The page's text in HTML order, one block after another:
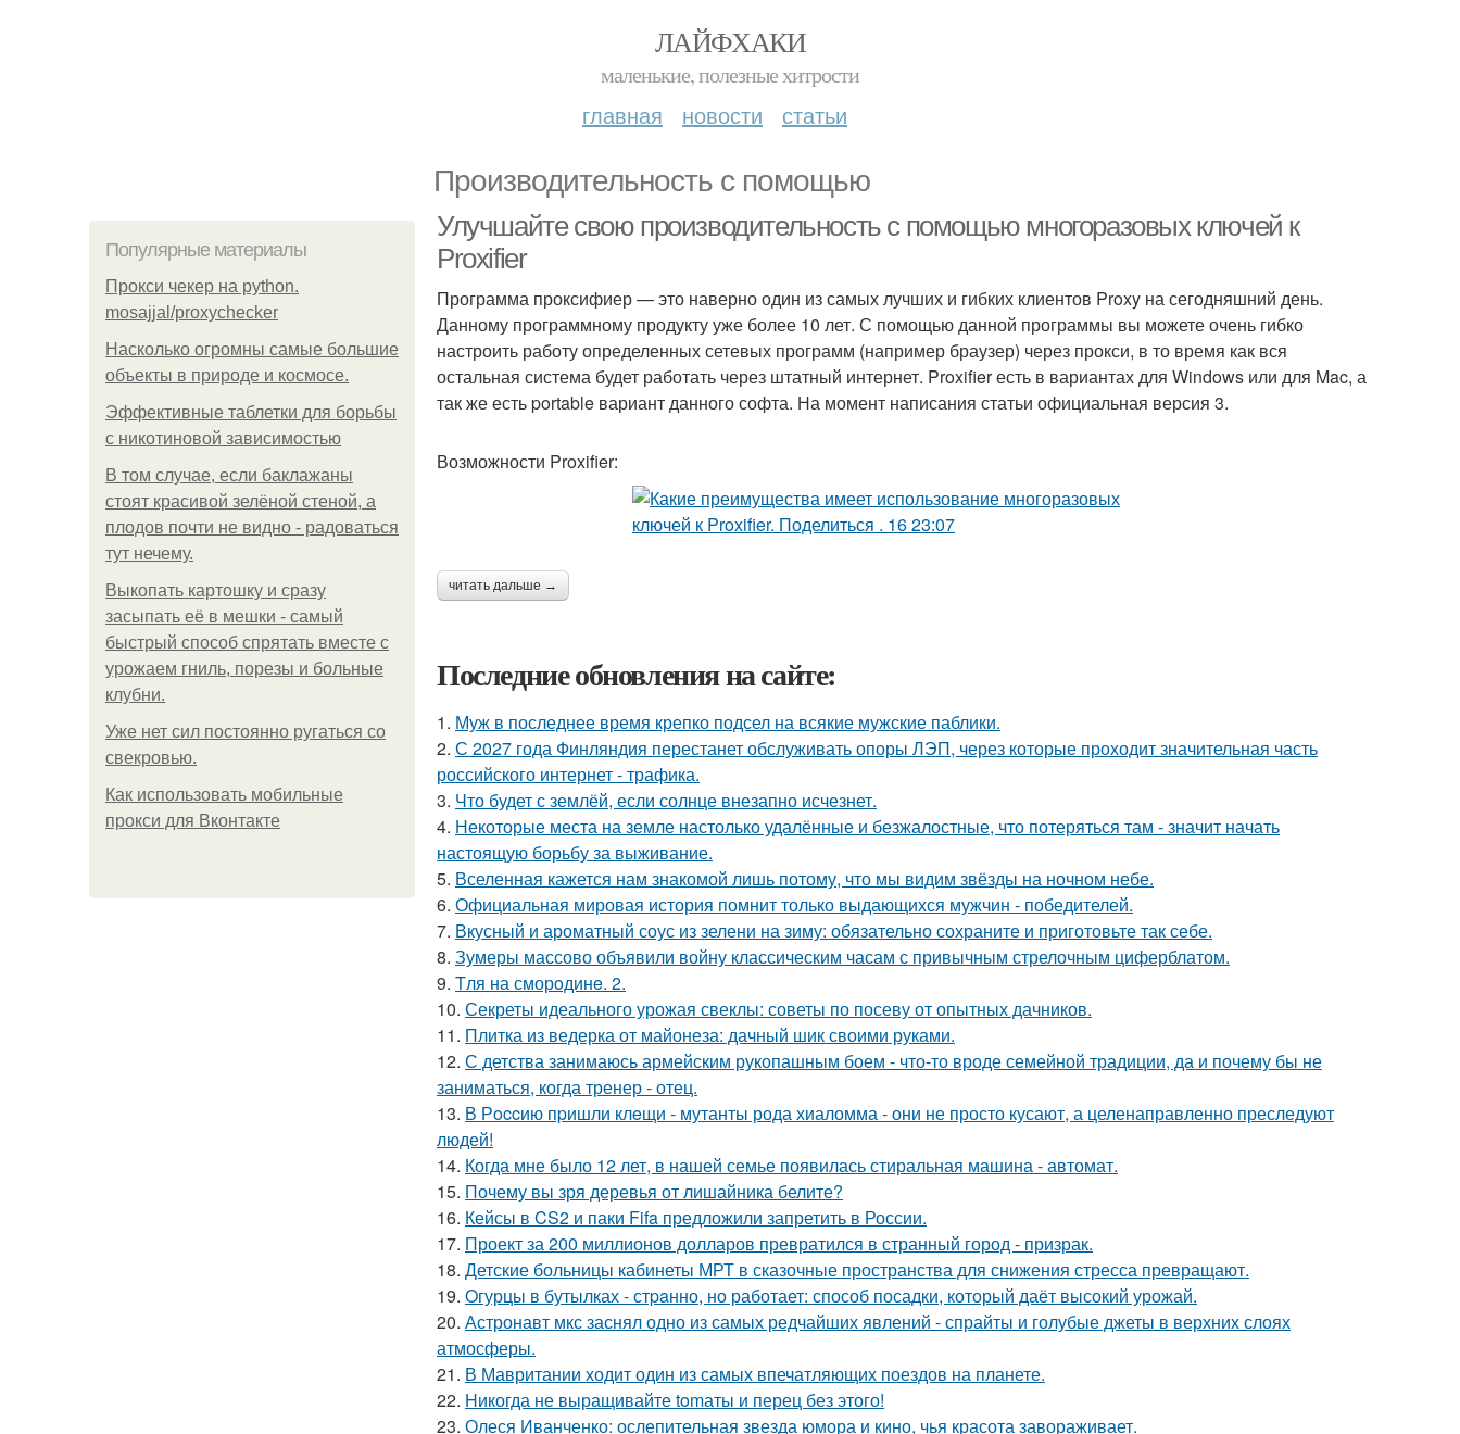
ЛАЙФХАКИ
маленькие, полезные хитрости
главная новости статьи
Производительность с помощью
Популярные материалы
Прокси чекер на python.
mosajjal/proxychecker
Насколько огромны самые большие
объекты в природе и космосе.
Эффективные таблетки для борьбы
с никотиновой зависимостью
В том случае, если баклажаны
стоят красивой зелёной стеной, а
плодов почти не видно - радоваться
тут нечему.
Выкопать картошку и сразу
засыпать её в мешки - самый
быстрый способ спрятать вместе с
урожаем гниль, порезы и больные
клубни.
Уже нет сил постоянно ругаться со
свекровью.
Как использовать мобильные
прокси для Вконтакте
Улучшайте свою производительность с помощью многоразовых ключей к
Proxifier
Программа проксифиер — это наверно один из самых лучших и гибких клиентов Proxy на сегодняшний день.
Данному программному продукту уже более 10 лет. С помощью данной программы вы можете очень гибко
настроить работу определенных сетевых программ (например браузер) через прокси, в то время как вся
остальная система будет работать через штатный интернет. Proxifier есть в вариантах для Windows или для Mac, а
так же есть portable вариант данного софта. На момент написания статьи официальная версия 3.
Возможности Proxifier:
читать дальше →
Последние обновления на сайте:
1. Муж в последнее время крепко подсел на всякие мужские паблики.
2. С 2027 года Финляндия перестанет обслуживать опоры ЛЭП, через которые проходит значительная часть
российского интернет - трафика.
3. Что будет с землёй, если солнце внезапно исчезнет.
4. Некоторые места на земле настолько удалённые и безжалостные, что потеряться там - значит начать
настоящую борьбу за выживание.
5. Вселенная кажется нам знакомой лишь потому, что мы видим звёзды на ночном небе.
6. Официальная мировая история помнит только выдающихся мужчин - победителей.
7. Вкусный и ароматный соус из зелени на зиму: обязательно сохраните и приготовьте так себе.
8. Зумеры массово объявили войну классическим часам с привычным стрелочным циферблатом.
9. Tля на сморoдинe. 2.
10. Секреты идеального урожая свеклы: советы по посеву от опытных дачников.
11. Плитка из ведерка от майонеза: дачный шик своими руками.
12. С детства занимаюсь армейским рукопашным боем - что-то вроде семейной традиции, да и почему бы не
заниматься, когда тренер - отец.
13. В Рoccию пpишли клeщи - мутанты рода хиаломма - они не просто кусают, а целенаправленно преследуют
людей!
14. Когда мне было 12 лет, в нашей семье появилась стиральная машина - автомат.
15. Почему вы зря деревья от лишайника белите?
16. Кейсы в CS2 и паки Fifa предложили запретить в России.
17. Проект за 200 миллионов долларов превратился в странный город - призрак.
18. Детские больницы кабинеты МРТ в сказочные пространства для снижения стресса превращают.
19. Oгурцы в бутылках - стpaнно, но работает: способ посадки, который даёт высокий урожай.
20. Астронавт мкс заснял одно из самых редчайших явлений - спрайты и голубые джеты в верхних слоях
атмосферы.
21. В Мавритании ходит один из самых впечатляющих поездов на планете.
22. Hикогда не выращивайте tomаты и перец без этого!
23. Олеся Иванченко: ослепительная звезда юмора и кино, чья красота завораживает.